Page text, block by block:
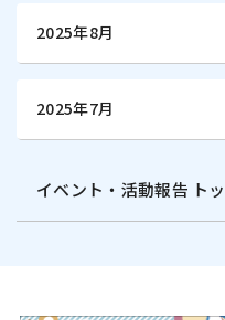
2025年8月
2025年7月
イベント・活動報告 ト